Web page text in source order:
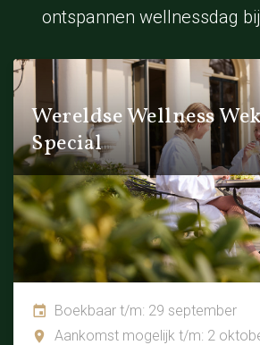
ontspannen wellnessdag
Wereldse Wellness
Special
Boekbaar t/m: 29 september
Aankomst mogelijk t/m: 2